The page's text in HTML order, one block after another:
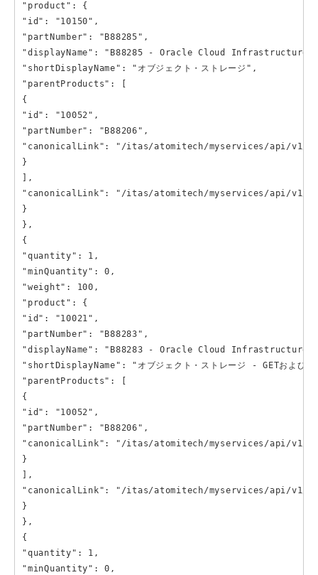
"product": {
"id": "10150",
"partNumber": "B88285",
"displayName": "B88285 - Oracle Cloud Infrastructure -
"shortDisplayName": "オブジェクト・ストレージ",
"parentProducts": [
{
"id": "10052",
"partNumber": "B88206",
"canonicalLink": "/itas/atomitech/myservices/api/v1/
}
],
"canonicalLink": "/itas/atomitech/myservices/api/v1/
}
},
{
"quantity": 1,
"minQuantity": 0,
"weight": 100,
"product": {
"id": "10021",
"partNumber": "B88283",
"displayName": "B88283 - Oracle Cloud Infrastructure -
"shortDisplayName": "オブジェクト・ストレージ - GETおよびそ
"parentProducts": [
{
"id": "10052",
"partNumber": "B88206",
"canonicalLink": "/itas/atomitech/myservices/api/v1/
}
],
"canonicalLink": "/itas/atomitech/myservices/api/v1/
}
},
{
"quantity": 1,
"minQuantity": 0,